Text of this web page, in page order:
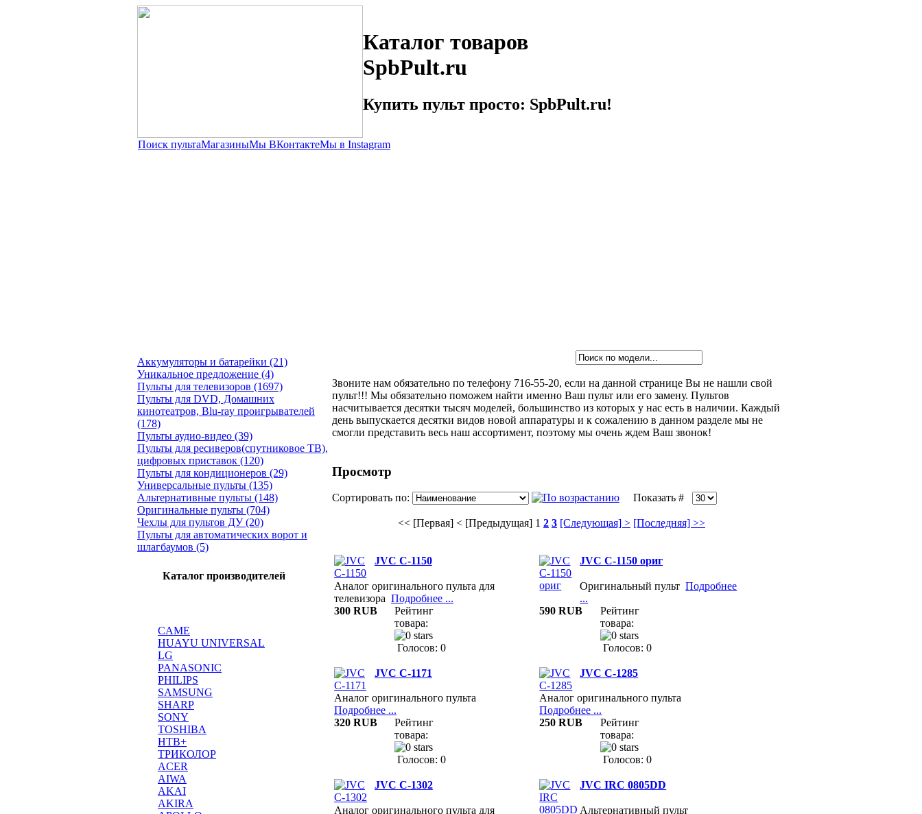
Каталог товаров
SpbPult.ru
Купить пульт просто: SpbPult.ru!
Поиск пультаМагазиныМы ВКонтактеМы в Instagram
Аккумуляторы и батарейки (21)
Уникальное предложение (4)
Пульты для телевизоров (1697)
Пульты для DVD, Домашних
кинотеатров, Blu-ray проигрывателей
(178)
Пульты аудио-видео (39)
Пульты для ресиверов(спутниковое ТВ),
цифровых приставок (120)
Пульты для кондиционеров (29)
Универсальные пульты (135)
Альтернативные пульты (148)
Оригинальные пульты (704)
Чехлы для пультов ДУ (20)
Пульты для автоматических ворот и
шлагбаумов (5)
Каталог производителей
CAME
HUAYU UNIVERSAL
LG
PANASONIC
PHILIPS
SAMSUNG
SHARP
SONY
TOSHIBA
НТВ+
ТРИКОЛОР
ACER
AIWA
AKAI
AKIRA
Звоните нам обязательно по телефону 716-55-20, если на данной странице Вы не нашли свой
пульт!!! Мы обязательно поможем найти именно Ваш пульт или его замену. Пультов
насчитывается десятки тысяч моделей, большинство из которых у нас есть в наличии. Каждый
день выпускается десятки видов новой аппаратуры и к сожалению в данном разделе мы не
смогли представить весь наш ассортимент, поэтому мы очень ждем Ваш звонок!
Просмотр
Сортировать по: Показать #
<< [Первая] < [Предыдущая] 1 2 3 [Следующая] > [Последняя] >>
JVC C-1150
Аналог оригинального пульта для
телевизора Подробнее ...
300 RUB
Рейтинг
товара:
Голосов: 0
JVC C-1150 ориг
Оригинальный пультПодробнее
...
590 RUB
Рейтинг
товара:
Голосов: 0
JVC C-1171
Аналог оригинального пульта
Подробнее ...
320 RUB
Рейтинг
товара:
Голосов: 0
JVC C-1285
Аналог оригинального пульта
Подробнее ...
250 RUB
Рейтинг
товара:
Голосов: 0
JVC C-1302
Аналог оригинального пульта для
JVC IRC 0805DD
Альтернативный пульт